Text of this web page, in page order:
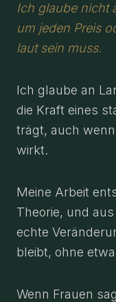
Ich glaube nicht
um jeden Preis
laut sein muss.
Ich glaube an
die Kraft eines
trägt, auch
wirkt.
Meine Arbeit
Theorie, und
echte
bleibt, ohne
Wenn Frauen